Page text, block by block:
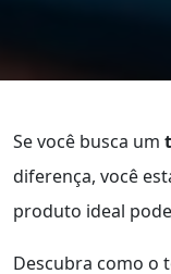
Se você busca um
diferença, você
produto ideal
Descubra como o